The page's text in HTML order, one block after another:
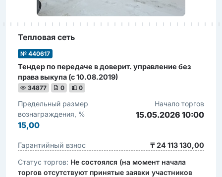
Тепловая сеть
№ 440617
Тендер по передаче в доверит. управление без
права выкупа (с 10.08.2019)
34877 0 0
Предельный размер
вознаграждения, %
15,00
Начало торгов
15.05.2026 10:00
Гарантийный взнос
₸ 24 113 130,00
Статус торгов: Не состоялся (на момент начала
торгов отсутствуют принятые заявки участников